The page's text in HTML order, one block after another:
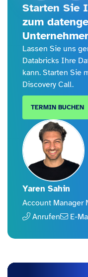
Starten Sie
zum
Lassen Sie uns
Databricks Ihre
kann. Starten Sie
Discovery Call.
TERMIN BUCHEN
Yaren Sahin
Account Manager
Anrufen
E-